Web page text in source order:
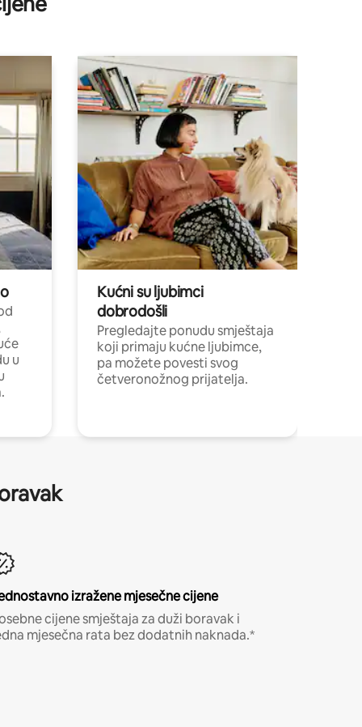
u
Kućni su ljubimci
dobrodošli
Pregledajte ponudu smještaja
koji primaju kućne ljubimce,
pa možete povesti svog
četveronožnog prijatelja.
izražene mjesečne cijene
cijene smještaja za duži boravak i
mjesečna rata bez dodatnih naknada.*